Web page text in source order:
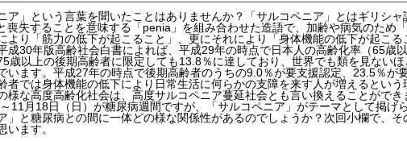
」という言葉を聞いたことはありませんか？「サルコペニア」とはギリシャ
喪失することを意味する「penia」を組み合わせた造語で、加齢や病気のため
より「筋力の低下が起こること」、更にそれにより「身体機能の低下が起こる
成30年版高齢社会白書によれば、平成29年の時点で日本人の高齢化率（65歳
歳以上の後期高齢者に限定しても13.8％に達しており、世界でも類を見ないほ
います。平成27年の時点で後期高齢者のうちの9.0％が要支援認定、23.5％が
者では身体機能の低下により日常生活に何らかの支障を来す人が増えるという
様な高度高齢化社会は、高度サルコペニア蔓延社会とも言い換えることができ
11月18日（日）が糖尿病週間ですが、「サルコペニア」がテーマとして掲げ
」と糖尿病との間に一体どの様な関係性があるのでしょうか？次回小欄で、そ
います。